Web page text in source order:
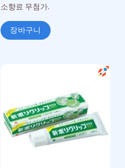
소향료 무첨가.
장바구니